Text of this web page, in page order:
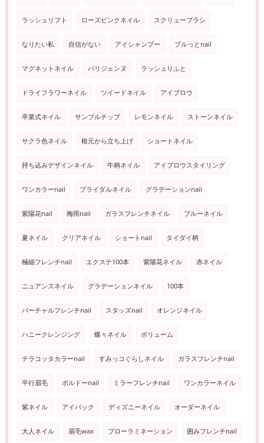
ラッシュリフト ローズピンクネイル スクリューブラシ
なりたい私 自信がない アイシャンプー プルっとnail
マグネットネイル パリジェンヌ ラッシュりふと
ドライフラワーネイル ツイードネイル アイブロウ
卒業式ネイル サンプルチップ レモンネイル ストーンネイル
サクラ色ネイル 根元から立ち上げ ショートネイル
持ち込みデザインネイル 牛柄ネイル アイブロウスタイリング
ワンカラーnail ブライダルネイル グラデーションnail
紫陽花nail 梅雨nail ガラスフレンチネイル ブルーネイル
夏ネイル クリアネイル ショートnail タイダイ柄
極細フレンチnail エクステ100本 紫陽花ネイル 赤ネイル
ニュアンスネイル グラデーションネイル 100本
バーチャルフレンチnail スタッズnail オレンジネイル
ハニークレンジング 蝶々ネイル ボリューム
テラコッタカラーnail すみっコぐらしネイル ガラスフレンチnail
平行眉毛 ボルドーnail ミラーフレンチnail ワンカラーネイル
紫ネイル アイパック ディズニーネイル オーダーネイル
大人ネイル 眉毛wax ブローラミネーション 囲みフレンチnail